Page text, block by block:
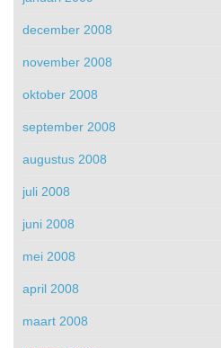
december 2008
november 2008
oktober 2008
september 2008
augustus 2008
juli 2008
juni 2008
mei 2008
april 2008
maart 2008